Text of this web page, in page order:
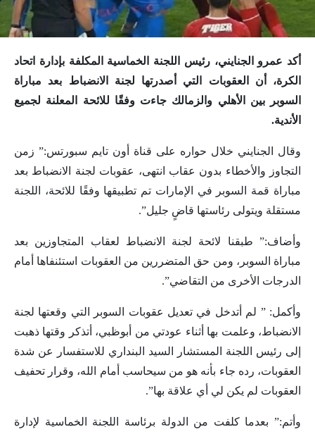
أكد عمرو الجنايني، رئيس اللجنة الخماسية المكلفة بإدارة اتحاد
الكرة، أن العقوبات التي أصدرتها لجنة الانضباط بعد مباراة
السوبر بين الأهلي والزمالك جاءت وفقًا للائحة المعلنة لجميع
الأندية.
وقال الجنايني خلال حواره على قناة أون تايم سبورتس:” زمن
التجاوز والأخطاء بدون عقاب انتهى، عقوبات لجنة الانضباط بعد
مباراة قمة السوبر في الإمارات تم تطبيقها وفقًا للائحة، اللجنة
مستقلة ويتولى رئاستها قاضٍ جليل”.
وأضاف:” طبقنا لائحة لجنة الانضباط لعقاب المتجاوزين بعد
مباراة السوبر، ومن حق المتضررين من العقوبات استئنفاها أمام
الدرجات الأخرى من التقاضي”.
وأكمل: ” لم أتدخل في تعديل عقوبات السوبر التي وقعتها لجنة
الانضباط، وعلمت بها أثناء عودتي من أبوظبي، أتذكر وقتها ذهبت
إلى رئيس اللجنة المستشار السيد البنداري للاستفسار عن شدة
العقوبات، رده جاء بأنه هو من سيحاسب أمام الله، وقرار تحفيف
العقوبات لم يكن لي أي علاقة بها”.
وأتم:” بعدما كلفت من الدولة برئاسة اللجنة الخماسية لإدارة